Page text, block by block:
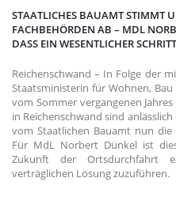
STAATLICHES BAUAMT STIMMT
FACHBEHÖRDEN AB – MDL
DASS EIN WESENTLICHER
Reichenschwand – In Folge der
Staatsministerin für Wohnen,
vom Sommer vergangenen
in Reichenschwand sind
vom Staatlichen Bauamt nun
Für MdL Norbert Dünkel ist
Zukunft der Ortsdurchfahrt
verträglichen Lösung zuzuführen.